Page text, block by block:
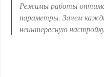
Режимы работы
параметры. Зачем
неинтересную